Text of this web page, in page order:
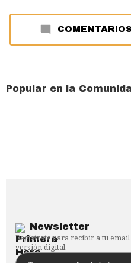
COMENTARIOS
Popular en la
Newsletter
Regístrate para recibir a tu
versión digital.